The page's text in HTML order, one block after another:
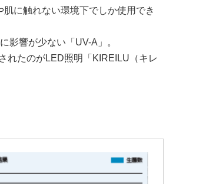
に触れない環境下でしか使用でき
影響が少ない「UV-A」。
れたのがLED照明「KIREILU（キレ